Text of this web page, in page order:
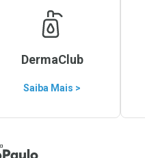
DermaClub
Saiba Mais >